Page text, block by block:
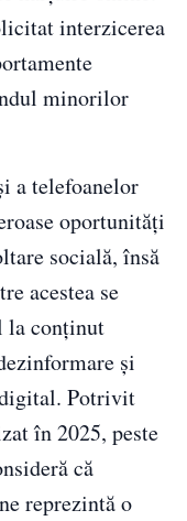
interzicerea
minorilor
a telefoanelor
oportunități
socială, însă
acestea se
la conținut
și
Potrivit
în 2025, peste
că
reprezintă o